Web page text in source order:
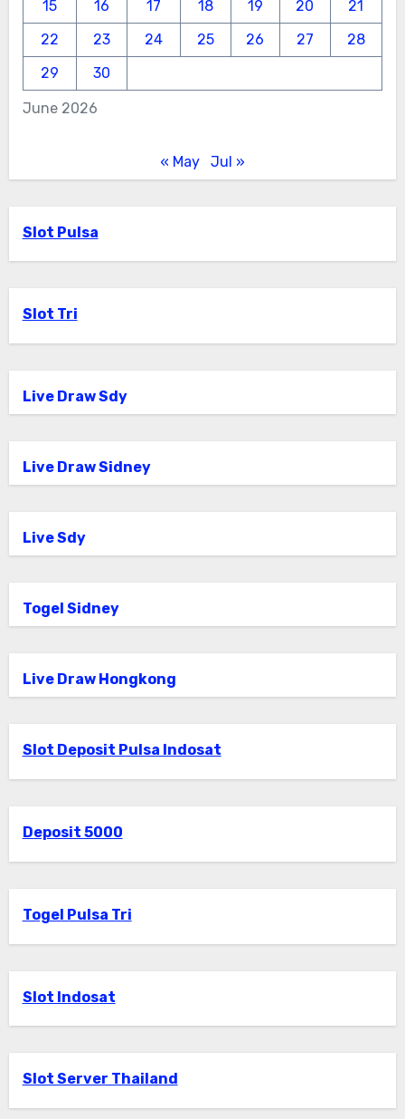
June 2026
15
16 17 18 19 20
21
22
23 24 25 26 27
28
29
30
« May Jul »
Slot Pulsa
Slot Tri
Live Draw Sdy
Live Draw Sidney
Live Sdy
Togel Sidney
Live Draw Hongkong
Slot Deposit Pulsa Indosat
Deposit 5000
Togel Pulsa Tri
Slot Indosat
Slot Server Thailand